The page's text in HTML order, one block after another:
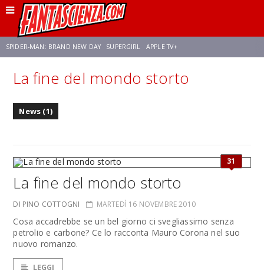
SPIDER-MAN: BRAND NEW DAY SUPERGIRL APPLE TV+
FRANCO RICCIARDIELLO ZENDAYA AVENGERS: DOOMSDAY
La fine del mondo storto
News (1)
31
La fine del mondo storto
DI PINO COTTOGNI MARTEDÌ 16 NOVEMBRE 2010
Cosa accadrebbe se un bel giorno ci svegliassimo senza
petrolio e carbone? Ce lo racconta Mauro Corona nel suo
nuovo romanzo.
LEGGI